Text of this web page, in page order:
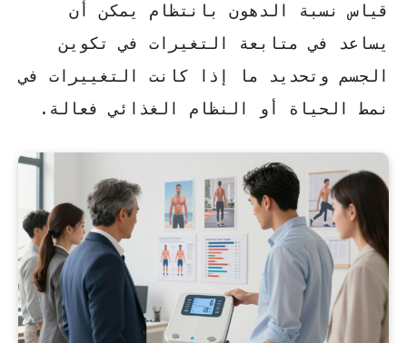
قياس نسبة الدهون بانتظام يمكن أن
يساعد في متابعة التغيرات في تكوين
الجسم وتحديد ما إذا كانت التغييرات في
نمط الحياة أو النظام الغذائي فعالة.